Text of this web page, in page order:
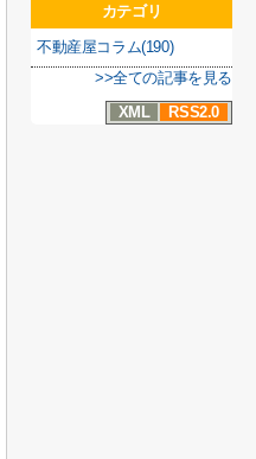
カテゴリ
不動産屋コラム(190)
>>全ての記事を見る
XML
RSS2.0